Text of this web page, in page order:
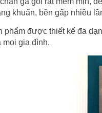
khuẩn, bền gấp nhiều
phẩm được thiết kế đa
mọi gia đình.